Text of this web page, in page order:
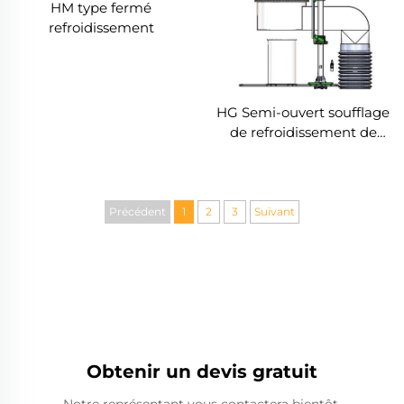
HM type fermé
refroidissement
HG Semi-ouvert soufflage
de refroidissement de
Précédent 1 2 3 Suivant
Obtenir un devis gratuit